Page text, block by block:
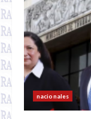
nacionales